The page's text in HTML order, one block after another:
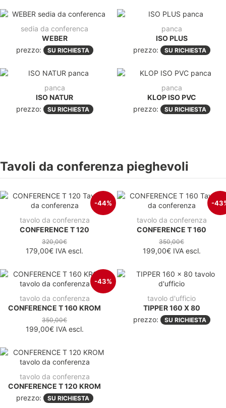
sedia da conferenca
WEBER
prezzo:
SU RICHIESTA
panca
ISO PLUS
prezzo:
SU RICHIESTA
panca
ISO NATUR
prezzo:
SU RICHIESTA
panca
KLOP ISO PVC
prezzo:
SU RICHIESTA
Tavoli da conferenza pieghevoli
-44%
tavolo da conferenza
CONFERENCE T 120
320,00€
179,00€ IVA escl.
-
tavolo da conferenza
CONFERENCE T 160
350,00€
199,00€IVA escl.
-43%
tavolo da conferenza
CONFERENCE T 160 KROM
350,00€
199,00€IVA escl.
tavolo d'ufficio
TIPPER 160 X 80
prezzo:
SU RICHIESTA
tavolo da conferenza
CONFERENCE T 120 KROM
prezzo:
SU RICHIESTA